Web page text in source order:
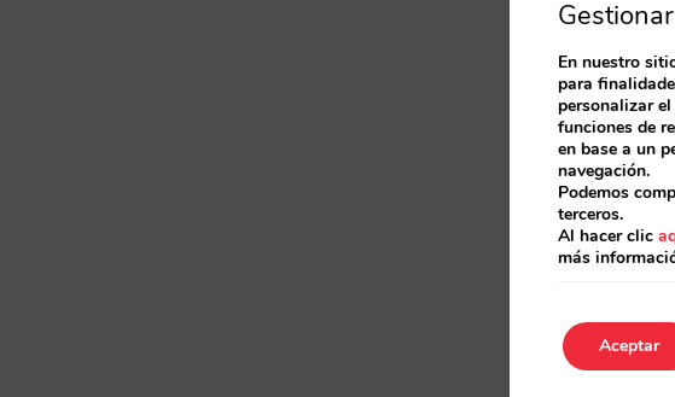
En nuestro
para
personalizar
funciones de
en base a un
navegación.
Podemos
terceros.
Al hacer clic
más
Aceptar